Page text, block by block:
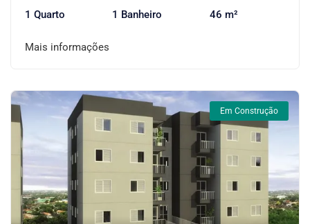
1 Quarto 1 Banheiro 46 m²
Mais informações
Em Construção